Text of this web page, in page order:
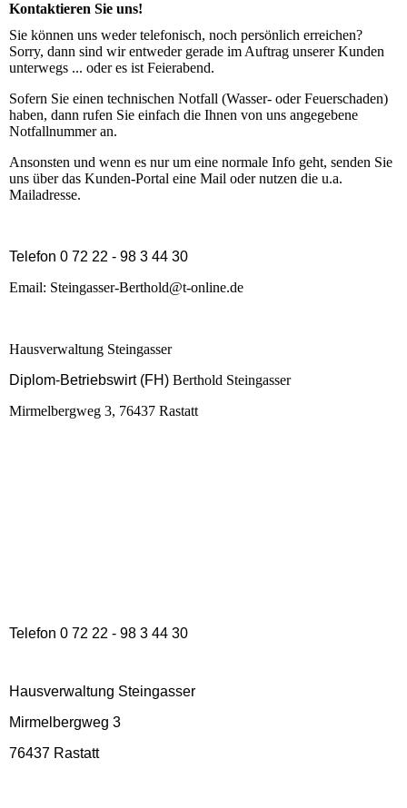
Kontaktieren Sie uns!
Sie können uns weder telefonisch, noch persönlich erreichen?
Sorry, dann sind wir entweder gerade im Auftrag unserer Kunden
unterwegs ... oder es ist Feierabend.
Sofern Sie einen technischen Notfall (Wasser- oder Feuerschaden)
haben, dann rufen Sie einfach die Ihnen von uns angegebene
Notfallnummer an.
Ansonsten und wenn es nur um eine normale Info geht, senden Sie
uns über das Kunden-Portal eine Mail oder nutzen die u.a.
Mailadresse.
Telefon 0 72 22 - 98 3 44 30
Email: Steingasser-Berthold@t-online.de
Hausverwaltung Steingasser
Diplom-Betriebswirt (FH) Berthold Steingasser
Mirmelbergweg 3, 76437 Rastatt
Telefon 0 72 22 - 98 3 44 30
Hausverwaltung Steingasser
Mirmelbergweg 3
76437 Rastatt